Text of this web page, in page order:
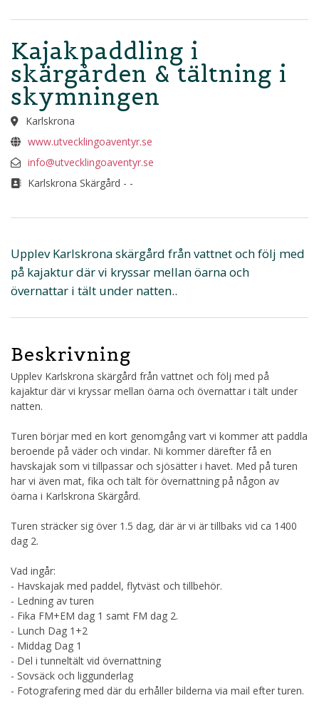
Kajakpaddling i
skärgården & tältning i
skymningen
Karlskrona
www.utvecklingoaventyr.se
info@utvecklingoaventyr.se
Karlskrona Skärgård - -
Upplev Karlskrona skärgård från vattnet och följ med
på kajaktur där vi kryssar mellan öarna och
övernattar i tält under natten..
Beskrivning
Upplev Karlskrona skärgård från vattnet och följ med på
kajaktur där vi kryssar mellan öarna och övernattar i tält under
natten.
Turen börjar med en kort genomgång vart vi kommer att paddla
beroende på väder och vindar. Ni kommer därefter få en
havskajak som vi tillpassar och sjösätter i havet. Med på turen
har vi även mat, fika och tält för övernattning på någon av
öarna i Karlskrona Skärgård.
Turen sträcker sig över 1.5 dag, där är vi är tillbaks vid ca 1400
dag 2.
Vad ingår:
- Havskajak med paddel, flytväst och tillbehör.
- Ledning av turen
- Fika FM+EM dag 1 samt FM dag 2.
- Lunch Dag 1+2
- Middag Dag 1
- Del i tunneltält vid övernattning
- Sovsäck och liggunderlag
- Fotografering med där du erhåller bilderna via mail efter turen.